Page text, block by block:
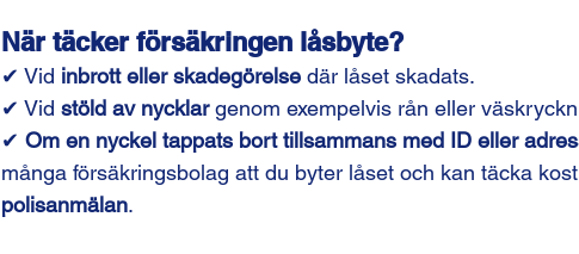
När täcker försäkringen låsbyte?
✔ Vid inbrott eller skadegörelse där låset skadats.
✔ Vid stöld av nycklar genom exempelvis rån eller
✔ Om en nyckel tappats bort tillsammans med ID eller
många försäkringsbolag att du byter låset och kan täcka
polisanmälan.